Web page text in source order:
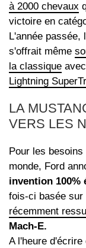
à 2000 chevaux
victoire en
L'année passée,
s'offrait même
la classique
Lightning
LA
VERS LES
Pour les
monde, Ford
invention 100%
fois-ci basée sur
récemment
Mach-E.
A l'heure d'écrire